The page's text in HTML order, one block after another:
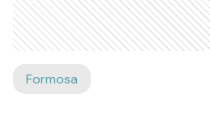
Formosa